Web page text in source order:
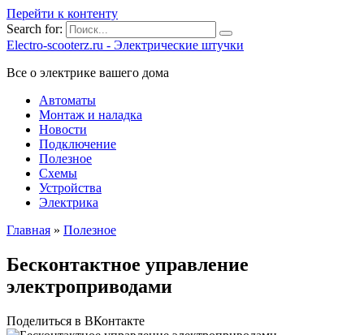
Перейти к контенту
Search for:
Electro-scooterz.ru - Электрические штучки
Все о электрике вашего дома
Автоматы
Монтаж и наладка
Новости
Подключение
Полезное
Схемы
Устройства
Электрика
Главная » Полезное
Бесконтактное управление
электроприводами
Поделиться в ВКонтакте